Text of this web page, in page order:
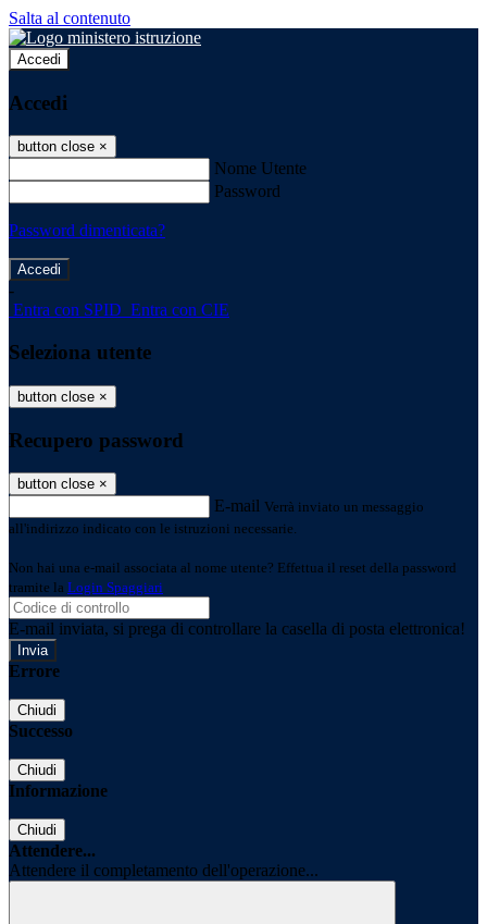
Salta al contenuto
Accedi
Accedi
button close ×
Nome Utente
Password
Password dimenticata?
-
Entra con SPID Entra con CIE
Seleziona utente
button close ×
Recupero password
button close ×
E-mail Verrà inviato un messaggio
all'indirizzo indicato con le istruzioni necessarie.
Non hai una e-mail associata al nome utente? Effettua il reset della password
tramite la Login Spaggiari
E-mail inviata, si prega di controllare la casella di posta elettronica!
Errore
Chiudi
Successo
Chiudi
Informazione
Chiudi
Attendere...
Attendere il completamento dell'operazione...